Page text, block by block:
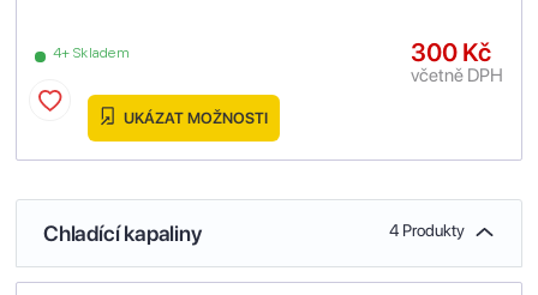
4+ Skladem 300 Kč
včetně DPH
UKÁZAT MOŽNOSTI
Chladící kapaliny 4 Produkty